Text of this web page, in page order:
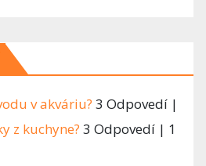
v akváriu? 3 Odpovedí |
z kuchyne? 3 Odpovedí | 1